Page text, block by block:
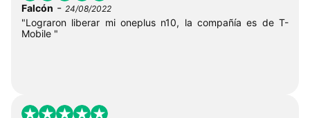
Falcón - 24/08/2022
"Lograron liberar mi oneplus n10, la compañía es de T-
Mobile "